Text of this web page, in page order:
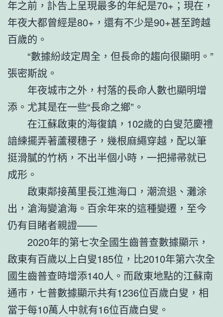
年之前，訃告上呈現最多的年紀是70+；現在，
年夜大都曾經是80+，還有不少是90+甚至跨越
百歲的。
“數據紛歧定周全，但長命的趨向很顯明。”
張密斯說。
年夜城市之外，村落的長命人數也顯明增
添。尤其是在一些“長命之鄉”。
在江蘇啟東的海復鎮，102歲的白叟范慶禮
諳練擺弄著蘆稷穗子，幾根麻繩穿越，配以筆
挺滑膩的竹柄，不出半個小時，一把掃帚就已
成形。
啟東鄰接萬里長江進海口，潮流退、灘涂
出，滄海變滄海。百余年來的這種變遷，至今
仍有目睹者親證——
2020年的第七次全國生齒普查數據顯示，
啟東有百歲以上白叟185位，比2010年第六次全
國生齒普查時增添140人。而啟東地點的江蘇南
通市，七普數據顯示共有1236位百歲白叟，相
當于每10萬人中就有16位百歲白叟。